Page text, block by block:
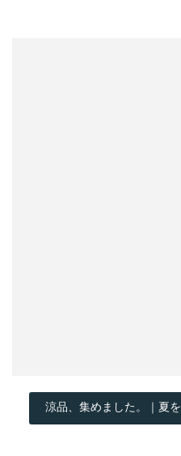
涼品、集めました。｜夏